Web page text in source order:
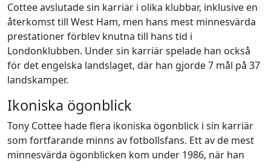
Cottee avslutade sin karriär i olika klubbar, inklusive en
återkomst till West Ham, men hans mest minnesvärda
prestationer förblev knutna till hans tid i
Londonklubben. Under sin karriär spelade han också
för det engelska landslaget, där han gjorde 7 mål på 37
landskamper.
Ikoniska ögonblick
Tony Cottee hade flera ikoniska ögonblick i sin karriär
som fortfarande minns av fotbollsfans. Ett av de mest
minnesvärda ögonblicken kom under 1986, när han